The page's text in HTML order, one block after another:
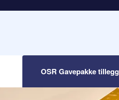
OSR Gavepakke tillegg